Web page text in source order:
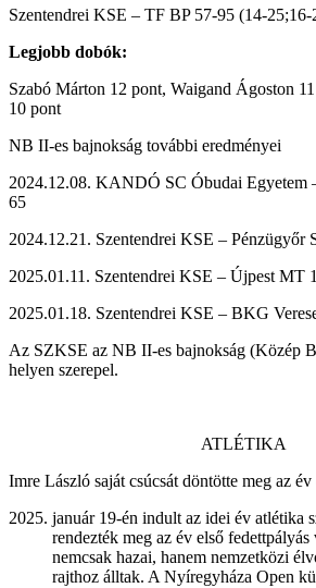
Szentendrei KSE – TF BP 57-95 (14-
Legjobb dobók:
Szabó Márton 12 pont, Waigand Ágoston
10 pont
NB II-es bajnokság további eredményei
2024.12.08. KANDÓ SC Óbudai Egyetem
65
2024.12.21. Szentendrei KSE – Pénzügyőr
2025.01.11. Szentendrei KSE – Újpest MT
2025.01.18. Szentendrei KSE – BKG
Az SZKSE az NB II-es bajnokság (Közép
helyen szerepel.
ATLÉTIKA
Imre László saját csúcsát döntötte meg az
január 19-én indult az idei év atlétika
rendezték meg az év első fedettpályás
nemcsak hazai, hanem nemzetközi
rajthoz álltak. A Nyíregyháza Open